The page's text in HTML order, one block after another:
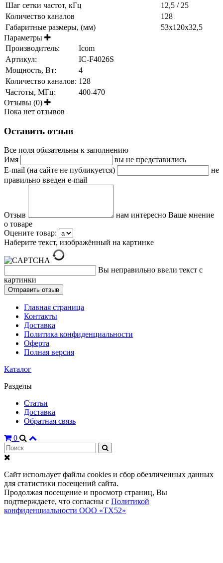
Шаг сетки частот, кГц
12,5 / 25
Количество каналов
128
Габаритные размеры, (мм)
53x120x32,5
Параметры
Производитель:
Icom
Артикул:
IC-F4026S
Мощность, Вт:
4
Количество каналов: 128
Частоты, МГц:
400-470
Отзывы (0)
Пока нет отзывов
Оставить отзыв
Все поля обязательны к заполнению
Имя
вы не представились
E-mail (на сайте не публикуется)
не
правильно введен e-mail
Отзыв
нам интересно Ваше мнение
о товаре
Оцените товар:
Наберите текст, изображённый на картинке
Вы неправильно ввели текст с
картинки
Главная страница
Контакты
Доставка
Политика конфиденциальности
Оферта
Полная версия
Каталог
Разделы
Статьи
Доставка
Обратная связь
0
Сайт использует файлы cookies и сбор обезличенных данных
для статистики посещений сайта.
Продолжая посещение и просмотр страниц, Вы
подтверждаете, что согласны с Политикой
конфиденциальности ООО «ТХ52»